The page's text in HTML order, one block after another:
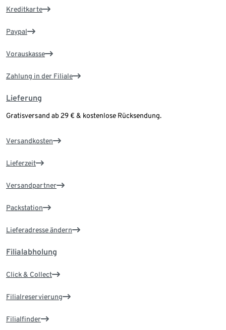
Kreditkarte
Paypal
Vorauskasse
Zahlung in der Filiale
Lieferung
Gratisversand ab 29 € & kostenlose Rücksendung.
Versandkosten
Lieferzeit
Versandpartner
Packstation
Lieferadresse ändern
Filialabholung
Click & Collect
Filialreservierung
Filialfinder